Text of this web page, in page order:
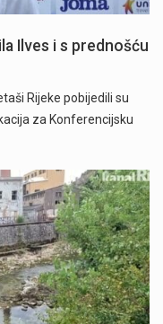
Ilves i s prednošću
Rijeke pobijedili su
za Konferencijsku